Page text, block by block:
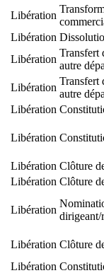
Libération
Libération
Libération
Transfert
autre
Libération
Transfert
autre
Libération
Libération
Libération Clôture
Libération Clôture
Libération
dirigeant/
Libération Clôture
Libération